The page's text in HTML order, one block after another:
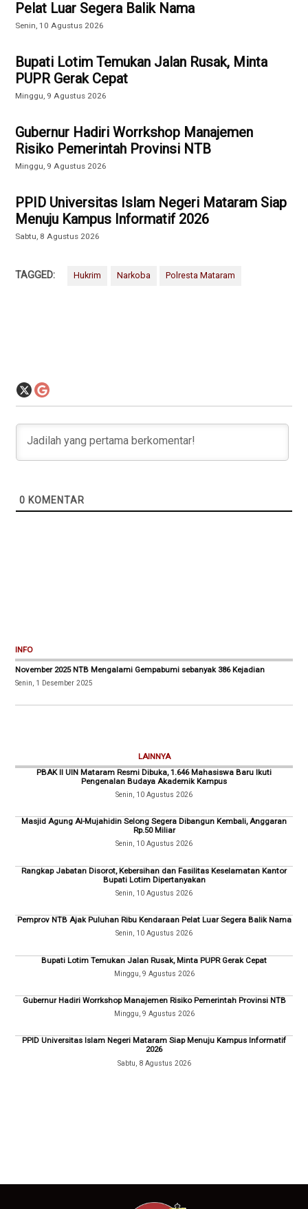
Pelat Luar Segera Balik Nama
Senin, 10 Agustus 2026
Bupati Lotim Temukan Jalan Rusak, Minta
PUPR Gerak Cepat
Minggu, 9 Agustus 2026
Gubernur Hadiri Worrkshop Manajemen
Risiko Pemerintah Provinsi NTB
Minggu, 9 Agustus 2026
PPID Universitas Islam Negeri Mataram Siap
Menuju Kampus Informatif 2026
Sabtu, 8 Agustus 2026
TAGGED: Hukrim Narkoba Polresta Mataram
0 KOMENTAR
INFO
November 2025 NTB Mengalami Gempabumi sebanyak 386 Kejadian
Senin, 1 Desember 2025
LAINNYA
PBAK II UIN Mataram Resmi Dibuka, 1.646 Mahasiswa Baru Ikuti
Pengenalan Budaya Akademik Kampus
Senin, 10 Agustus 2026
Masjid Agung Al-Mujahidin Selong Segera Dibangun Kembali, Anggaran
Rp.50 Miliar
Senin, 10 Agustus 2026
Rangkap Jabatan Disorot, Kebersihan dan Fasilitas Keselamatan Kantor
Bupati Lotim Dipertanyakan
Senin, 10 Agustus 2026
Pemprov NTB Ajak Puluhan Ribu Kendaraan Pelat Luar Segera Balik Nama
Senin, 10 Agustus 2026
Bupati Lotim Temukan Jalan Rusak, Minta PUPR Gerak Cepat
Minggu, 9 Agustus 2026
Gubernur Hadiri Worrkshop Manajemen Risiko Pemerintah Provinsi NTB
Minggu, 9 Agustus 2026
PPID Universitas Islam Negeri Mataram Siap Menuju Kampus Informatif
2026
Sabtu, 8 Agustus 2026